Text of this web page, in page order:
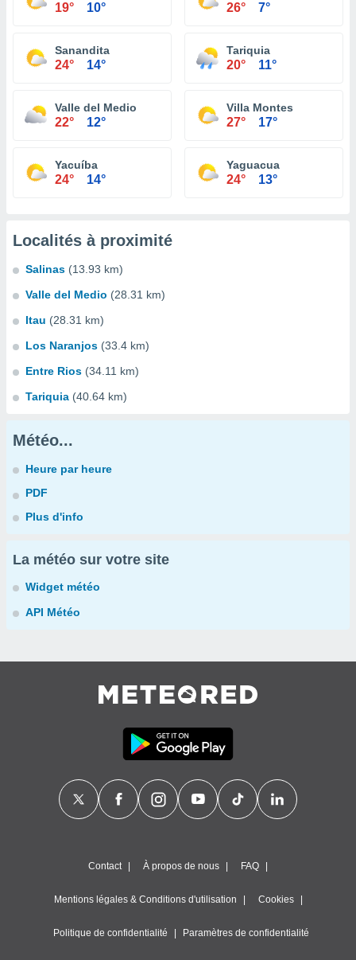
19° 10° 26° 7°
Sanandita
24° 14°
Tariquia
20° 11°
Valle del Medio
22° 12°
Villa Montes
27° 17°
Yacuíba
24° 14°
Yaguacua
24° 13°
Localités à proximité
Salinas (13.93 km)
Valle del Medio (28.31 km)
Itau (28.31 km)
Los Naranjos (33.4 km)
Entre Rios (34.11 km)
Tariquia (40.64 km)
Météo...
Heure par heure
PDF
Plus d'info
La météo sur votre site
Widget météo
API Météo
Contact À propos de nous FAQ
Mentions légales & Conditions d'utilisation Cookies
Politique de confidentialité Paramètres de confidentialité